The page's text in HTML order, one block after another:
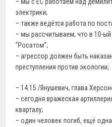
– мы с ЕС работаем над
электрики;
– также ведётся работа по
– мы рассчитываем, что в 10-
“Росатом”;
– агрессор должен быть
преступления против экологии;
– 14.15 /Янушевич, глава
– сегодня вражеская
кварталу;
– один человек погиб, ещё